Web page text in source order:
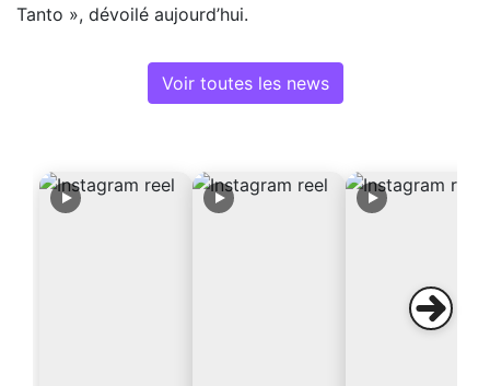
Tanto », dévoilé aujourd’hui.
Voir toutes les news